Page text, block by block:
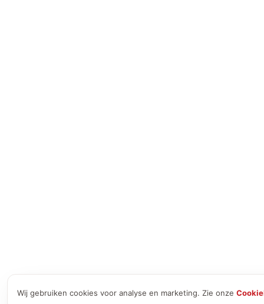
Wij gebruiken cookies voor analyse en marketing. Zie onze